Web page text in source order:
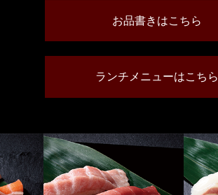
お品書きはこちら
ランチメニューはこちら